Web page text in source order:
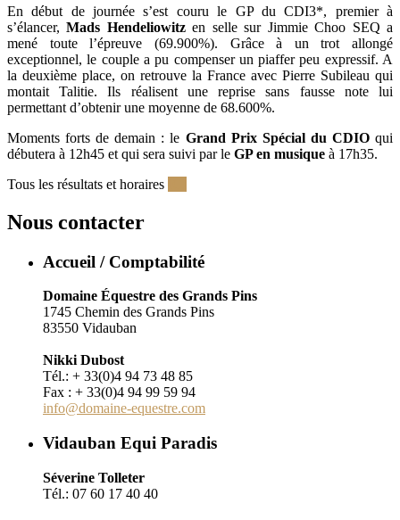
En début de journée s’est couru le GP du CDI3*, premier à
s’élancer,Mads Hendeliowitzen selle sur Jimmie Choo SEQ a
mené toute l’épreuve (69.900%). Grâce à un trot allongé
exceptionnel, le couple a pu compenser un piaffer peu expressif. A
la deuxième place, on retrouve la France avec Pierre Subileau qui
montait Talitie. Ils réalisent une reprise sans fausse note lui
permettant d’obtenir une moyenne de 68.600%.
Moments forts de demain : le Grand Prix Spécial du CDIOqui
débutera à 12h45 et qui sera suivi par le GP en musique à 17h35.
Tous les résultats et horaires
Nous contacter
Accueil / Comptabilité
Domaine Équestre des Grands Pins
1745 Chemin des Grands Pins
83550 Vidauban
Nikki Dubost
Tél.: + 33(0)4 94 73 48 85
Fax : + 33(0)4 94 99 59 94
info@domaine-equestre.com
Vidauban Equi Paradis
Séverine Tolleter
Tél.: 07 60 17 40 40